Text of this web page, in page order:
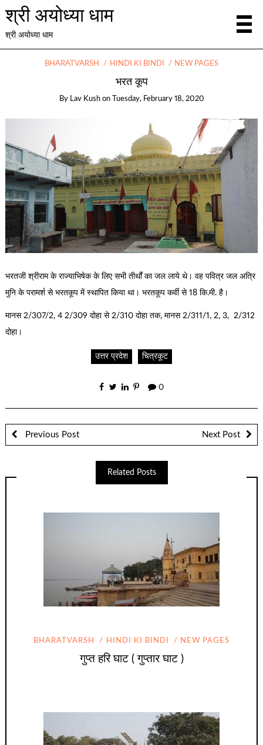
श्री अयोध्या धाम
श्री अयोध्या धाम
BHARATVARSH HINDI KI BINDI NEW PAGES
भरत कूप
By Lav Kush on Tuesday, February 18, 2020
भरतजी श्रीराम के राज्याभिषेक के लिए सभी तीर्थों का जल लाये थे। वह पवित्र जल अत्रि
मुनि के परामर्श से भरतकूप में स्थापित किया था। भरतकूप कर्वी से 18 कि.मी. है।
मानस 2/307/2, 4 2/309 दोहा से 2/310 दोहा तक, मानस 2/311/1, 2, 3, 2/312
दोहा।
उत्तर प्रदेश चित्रकूट
0
Previous Post Next Post
Related Posts
BHARATVARSH HINDI KI BINDI NEW PAGES
गुप्त हरि घाट ( गुप्तार घाट )